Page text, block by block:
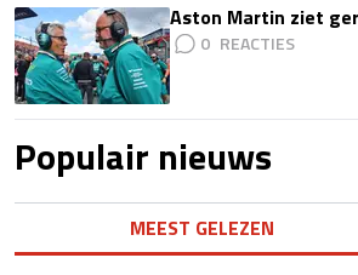
Aston Martin ziet
0
Populair nieuws
MEEST GELEZEN